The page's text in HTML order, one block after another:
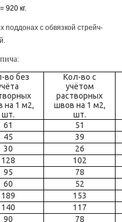
920 кг.
поддонах с обвязкой стрейч-
во без
на 1 м2,
шт.
Кол-во с
учётом
растворных
швов на 1 м2,
шт.
61
51
45
39
30 26
128
102
95
78
60
52
189
153
140
117
90 78